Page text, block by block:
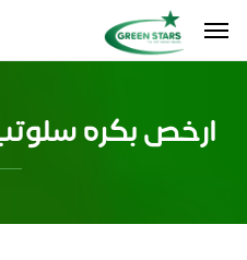
ارخص بكره